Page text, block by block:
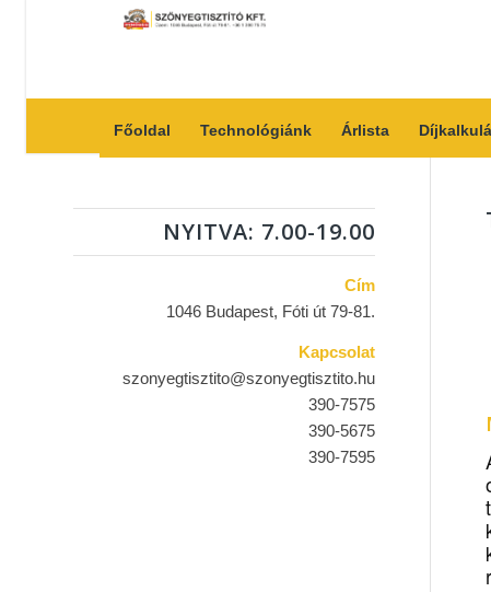
Főoldal Technológiánk Árlista
NYITVA: 7.00-19.00
Cím
1046 Budapest, Fóti út 79-81.
Kapcsolat
szonyegtisztito@szonyegtisztito.hu
390-7575
390-5675
390-7595